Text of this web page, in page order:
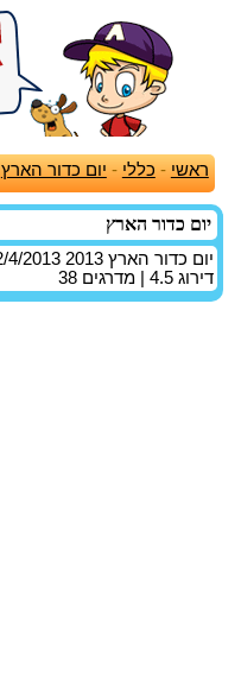
ראשי - כללי - יום כדור הארץ
יום כדור הארץ
יום כדור הארץ 2013 22/4/2013, בישראל יחול יום כדור הארץ
דירוג 4.5 | מדרגים 38